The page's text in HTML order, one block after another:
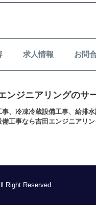
求人情報 お問
ンジニアリングのサ
事、冷凍冷蔵設備工事、給排
工事なら吉田エンジニアリン
Right Reserved.